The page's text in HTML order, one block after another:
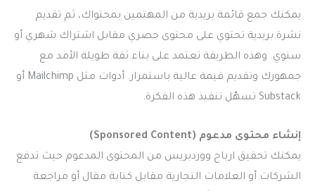
يمكنك جمع قائمة بريدية من المهتمين بمحتواك، ثم تقديم
نشرة بريدية تحتوي على محتوى حصري مقابل اشتراك شهري أو
سنوي. وهذه الطريقة تعتمد على بناء ثقة طويلة الأمد مع
جمهورك وتقديم قيمة عالية باستمرار. أدوات مثل Mailchimp أو
Substack تسهّل تنفيذ هذه الفكرة.
إنشاء محتوى مدعوم (Sponsored Content)
يمكنك تحقيق ارباح ووردبريس من المحتوى المدعوم حيث تدفع
الشركات أو العلامات التجارية مقابل كتابة مقال أو مراجعة